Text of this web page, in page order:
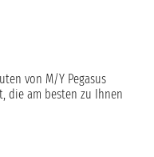
von M/Y Pegasus
die am besten zu Ihnen